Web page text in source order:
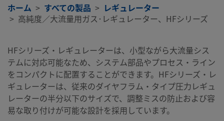
ホーム すべての製品
レギュレーター
高純度／大流量用ガス･レギュレーター、HFシリーズ
HFシリーズ・レギュレーターは、小型ながら大流量シス
テムに対応可能なため、システム部品やプロセス・ライン
をコンパクトに配置することができます。HFシリーズ・レ
ギュレーターは、従来のダイヤフラム・タイプ圧力レギュ
レーターの半分以下のサイズで、調整ミスの防止および容
易な取り付けが可能な設計を採用しています。